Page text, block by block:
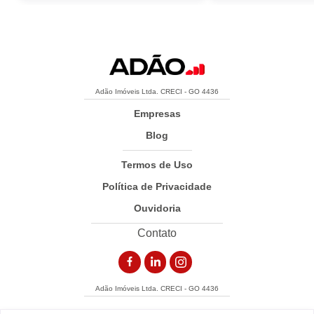
Adão Imóveis Ltda. CRECI - GO 4436
Empresas
Blog
Termos de Uso
Política de Privacidade
Ouvidoria
Contato
Adão Imóveis Ltda. CRECI - GO 4436